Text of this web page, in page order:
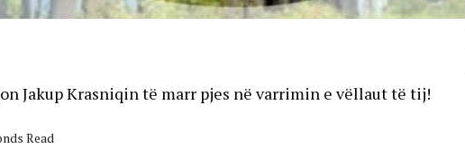
Jakup Krasniqin të marr pjes në varrimin e vëllaut të tij!
Read